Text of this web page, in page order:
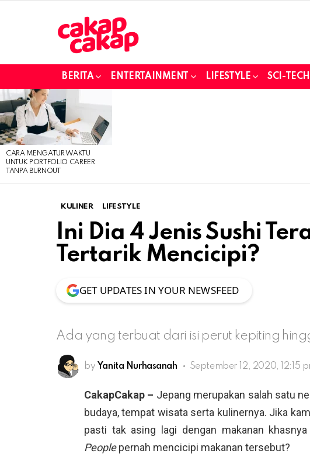
BERITA ENTERTAINMENT LIFESTYLE SCI-TECH
LATEST
STORIES
CARA MENGATUR WAKTU
UNTUK PORTFOLIO CAREER
TANPA BURNOUT
KULINER LIFESTYLE
Ini Dia 4 Jenis Sushi
Tertarik Mencicipi?
GET UPDATES IN YOUR NEWSFEED
Ada yang terbuat dari isi perut kepiting
by Yanita Nurhasanah September 12, 2020, 12:15
CakapCakap – Jepang merupakan salah satu
budaya, tempat wisata serta kulinernya. Jika
pasti tak asing lagi dengan makanan
Peoplepernah mencicipi makanan tersebut?